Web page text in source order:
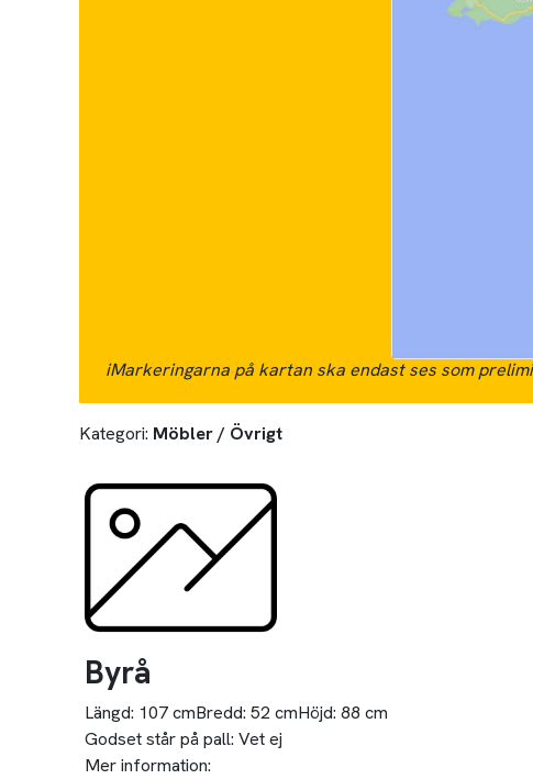
iMarkeringarna på kartan ska endast ses som
Kategori: Möbler / Övrigt
Byrå
Längd: 107 cmBredd: 52 cmHöjd: 88 cm
Godset står på pall: Vet ej
Mer information: